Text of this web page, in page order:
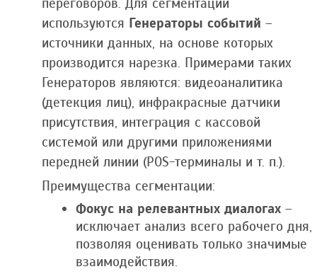
переговоров. Для сегментации
используются Генераторы событий –
источники данных, на основе которых
производится нарезка. Примерами таких
Генераторов являются: видеоаналитика
(детекция лиц), инфракрасные датчики
присутствия, интеграция с кассовой
системой или другими приложениями
передней линии (POS-терминалы и т. п.).
Преимущества сегментации:
Фокус на релевантных диалогах –
исключает анализ всего рабочего дня,
позволяя оценивать только значимые
взаимодействия.